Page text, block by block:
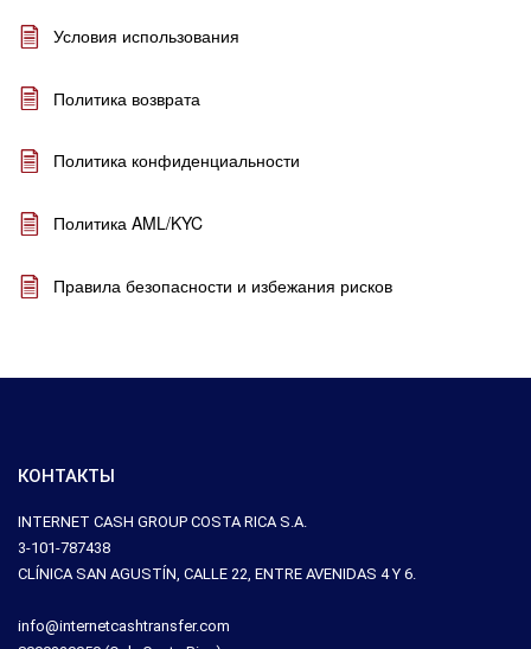
Условия использования
Политика возврата
Политика конфиденциальности
Политика AML/KYC
Правила безопасности и избежания рисков
КОНТАКТЫ
INTERNET CASH GROUP COSTA RICA S.A.
3-101-787438
CLÍNICA SAN AGUSTÍN, CALLE 22, ENTRE AVENIDAS 4 Y 6.
info@internetcashtransfer.com